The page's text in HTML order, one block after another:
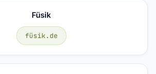
Füsik
füsik.de